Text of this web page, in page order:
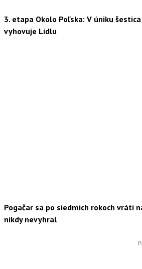
3. etapa Okolo Poľska: V úniku
vyhovuje Lidlu
Pogačar sa po siedmich rokoch vráti
nikdy nevyhral